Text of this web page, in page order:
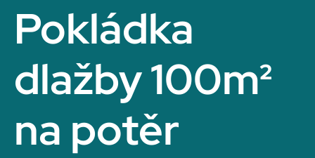
Pokládka
dlažby 100m²
na potěr